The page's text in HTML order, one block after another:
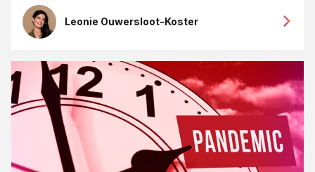
Leonie Ouwersloot-Koster